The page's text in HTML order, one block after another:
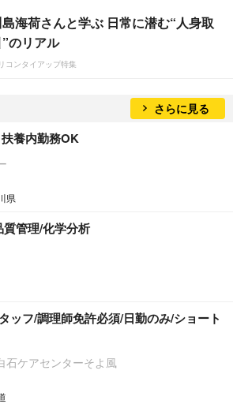
島海荷さんと学ぶ 日常に潜む“人身取
のリアル
コンタイアップ特集
さらに見る
養内勤務OK
県
管理/化学分析
ッフ/調理師免許必須/日勤のみ/ショート
ケアセンターそよ風